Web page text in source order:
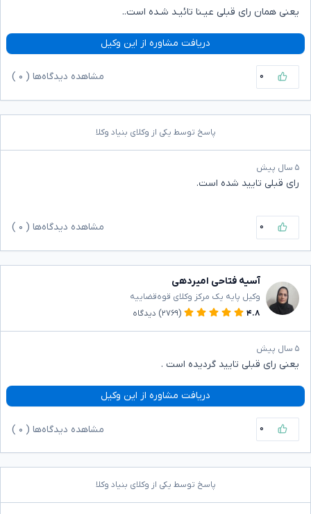
یعنی همان رای قبلی عیـنا تائیـد شـده است..
دریافت مشاوره از این وکیل
۰ مشاهده دیدگاه‌ها ( ۰
پاسخ توسط یکی از وکلای بنیاد وکلا
۵ سال پیش
رای قبلی تایید شده است.
۰ مشاهده دیدگاه‌ها ( ۰
آسیه فتاحی امیردهی
وکیل پایه یک مرکز وکلای قوه‌قضاییه
۴.۸
(۲۷۶۹) دیدگاه
۵ سال پیش
یعنی رای قبلی تایید گردیده است .
دریافت مشاوره از این وکیل
۰ مشاهده دیدگاه‌ها ( ۰
پاسخ توسط یکی از وکلای بنیاد وکلا